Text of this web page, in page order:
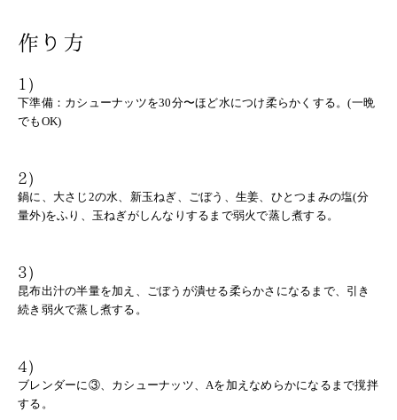
作り方
1)
下準備：カシューナッツを30分〜ほど水につけ柔らかくする。(一晩
でもOK)
2)
鍋に、大さじ2の水、新玉ねぎ、ごぼう、生姜、ひとつまみの塩(分
量外)をふり、玉ねぎがしんなりするまで弱火で蒸し煮する。
3)
昆布出汁の半量を加え、ごぼうが潰せる柔らかさになるまで、引き
続き弱火で蒸し煮する。
4)
ブレンダーに③、カシューナッツ、Aを加えなめらかになるまで撹拌
する。